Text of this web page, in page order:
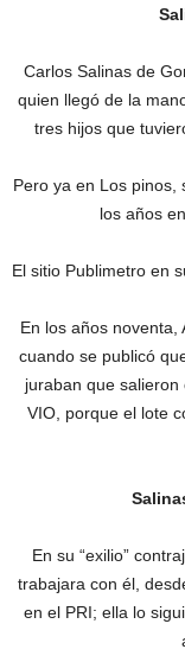
Carlos Salinas de
quien llegó de la
tres hijos que
Pero ya en Los pinos,
los años
El sitio Publimetro en
En los años
cuando se publicó
juraban que salieron
VIO, porque el lote
En su “exilio”
trabajara con él,
en el PRI; ella lo